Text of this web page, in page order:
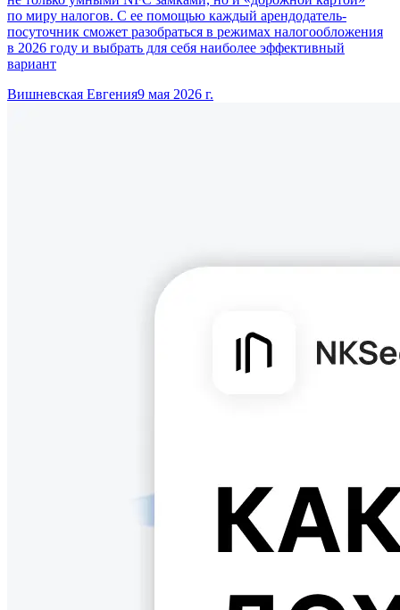
по миру налогов. С ее помощью каждый арендодатель-
посуточник сможет разобраться в режимах налогообложения
в 2026 году и выбрать для себя наиболее эффективный
вариант
Вишневская Евгения9 мая 2026 г.